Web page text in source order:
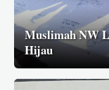
Muslimah NW
Hijau